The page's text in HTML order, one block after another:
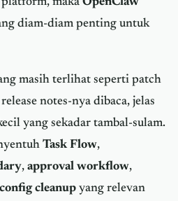
diam-diam penting untuk
masih terlihat seperti patch
notes-nya dibaca, jelas
yang sekadar tambal-sulam.
Task Flow,
, approval workflow,
config cleanup yang relevan